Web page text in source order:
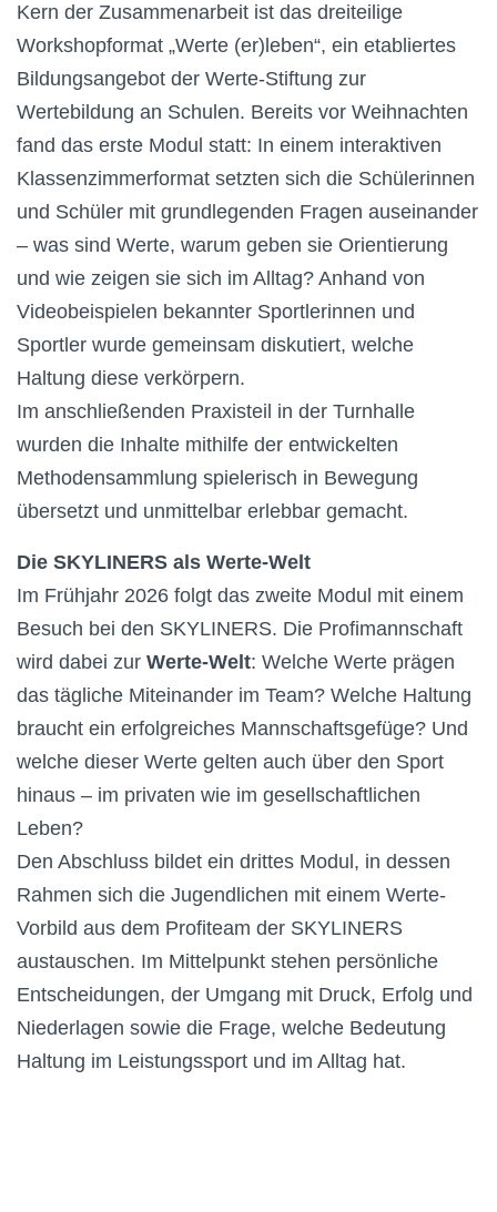
Kern der Zusammenarbeit ist das dreiteilige
Workshopformat „Werte (er)leben“, ein etabliertes
Bildungsangebot der Werte-Stiftung zur
Wertebildung an Schulen. Bereits vor Weihnachten
fand das erste Modul statt: In einem interaktiven
Klassenzimmerformat setzten sich die Schülerinnen
und Schüler mit grundlegenden Fragen auseinander
– was sind Werte, warum geben sie Orientierung
und wie zeigen sie sich im Alltag? Anhand von
Videobeispielen bekannter Sportlerinnen und
Sportler wurde gemeinsam diskutiert, welche
Haltung diese verkörpern.
Im anschließenden Praxisteil in der Turnhalle
wurden die Inhalte mithilfe der entwickelten
Methodensammlung spielerisch in Bewegung
übersetzt und unmittelbar erlebbar gemacht.
Die SKYLINERS als Werte-Welt
Im Frühjahr 2026 folgt das zweite Modul mit einem
Besuch bei den SKYLINERS. Die Profimannschaft
wird dabei zur Werte-Welt: Welche Werte prägen
das tägliche Miteinander im Team? Welche Haltung
braucht ein erfolgreiches Mannschaftsgefüge? Und
welche dieser Werte gelten auch über den Sport
hinaus – im privaten wie im gesellschaftlichen
Leben?
Den Abschluss bildet ein drittes Modul, in dessen
Rahmen sich die Jugendlichen mit einem Werte-
Vorbild aus dem Profiteam der SKYLINERS
austauschen. Im Mittelpunkt stehen persönliche
Entscheidungen, der Umgang mit Druck, Erfolg und
Niederlagen sowie die Frage, welche Bedeutung
Haltung im Leistungssport und im Alltag hat.